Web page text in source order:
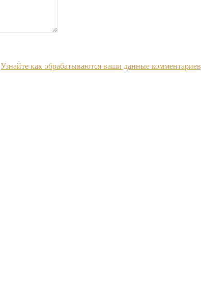
Узнайте как обрабатываются ваши данные комментариев